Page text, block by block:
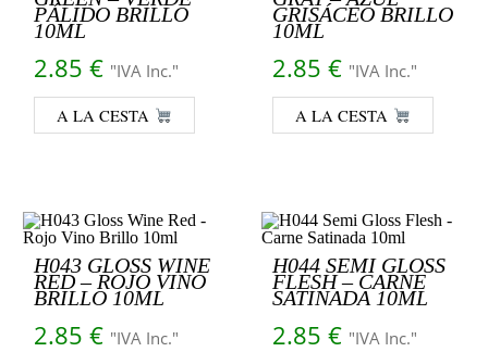
PÁLIDO BRILLO
10ML
2.85 € "IVA Inc."
A LA CESTA
GRISÁCEO BRILLO
10ML
2.85 € "IVA Inc."
A LA CESTA
H043 GLOSS WINE
RED – ROJO VINO
BRILLO 10ML
2.85 € "IVA Inc."
H044 SEMI GLOSS
FLESH – CARNE
SATINADA 10ML
2.85 € "IVA Inc."